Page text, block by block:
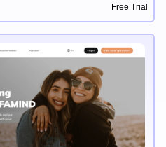
마틴은 바쁜 개인을 위한 최고의
Free Trial